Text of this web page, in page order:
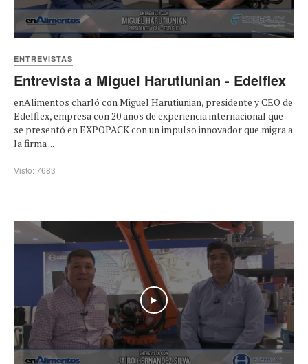
ENTREVISTAS
Entrevista a Miguel Harutiunian - Edelflex
enAlimentos charló con Miguel Harutiunian, presidente y CEO de
Edelflex, empresa con 20 años de experiencia internacional que
se presentó en EXPOPACK con un impulso innovador que migra a
la firma ...
Visto: 7683
Play